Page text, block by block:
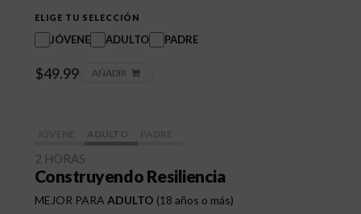
Las conductas adictivas abarcan una amplia gama de
actividades más allá del abuso de sustancias, como el
incluso ciertos tipos de hábitos alimentarios.
ELIGE TU SELECCIÓN
JÓVENE ADULTO PADRE
$49.99 AÑADIR
ADULTO
2 HORAS
Construyendo Resiliencia
MEJOR PARA ADULTO (18 años o más)